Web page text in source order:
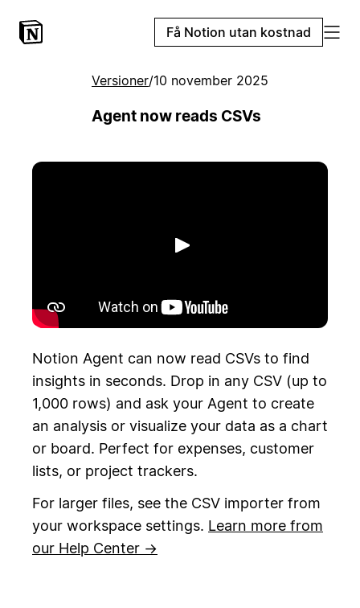
Få Notion utan kostnad
Versioner/10 november 2025
Agent now reads CSVs
Spela upp
Notion Agent can now read CSVs to find
insights in seconds. Drop in any CSV (up to
1,000 rows) and ask your Agent to create
an analysis or visualize your data as a chart
or board. Perfect for expenses, customer
lists, or project trackers.
For larger files, see the CSV importer from
your workspace settings. Learn more from
our Help Center →